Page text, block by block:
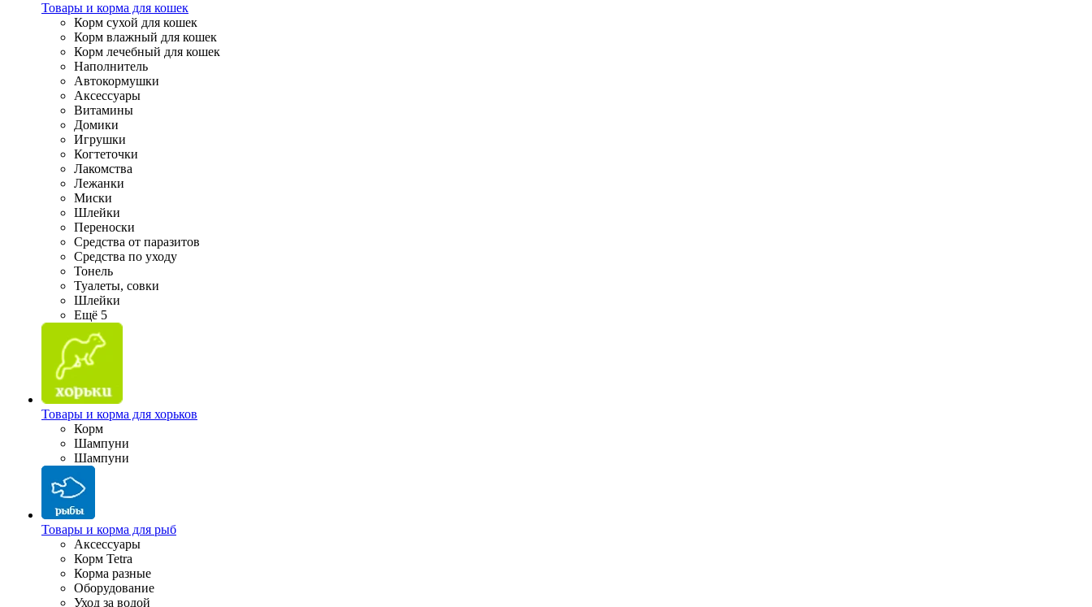
Товары и корма для кошек
Корм сухой для кошек
Корм влажный для кошек
Корм лечебный для кошек
Наполнитель
Автокормушки
Аксессуары
Витамины
Домики
Игрушки
Когтеточки
Лакомства
Лежанки
Миски
Шлейки
Переноски
Средства от паразитов
Средства по уходу
Тонель
Туалеты, совки
Шлейки
Ещё 5
Товары и корма для хорьков
Корм
Шампуни
Шампуни
Товары и корма для рыб
Аксессуары
Корм Tetra
Корма разные
Оборудование
Уход за водой